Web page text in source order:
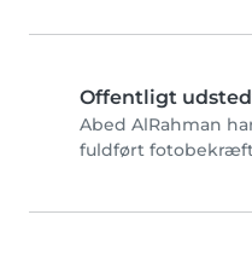
Offentligt
Abed AlRahman
fuldført